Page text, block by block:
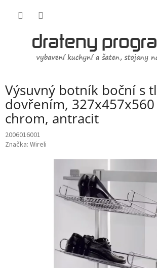
Výsuvný botník boční s
dovřením,
chrom, antracit
2006016001
Značka: Wireli